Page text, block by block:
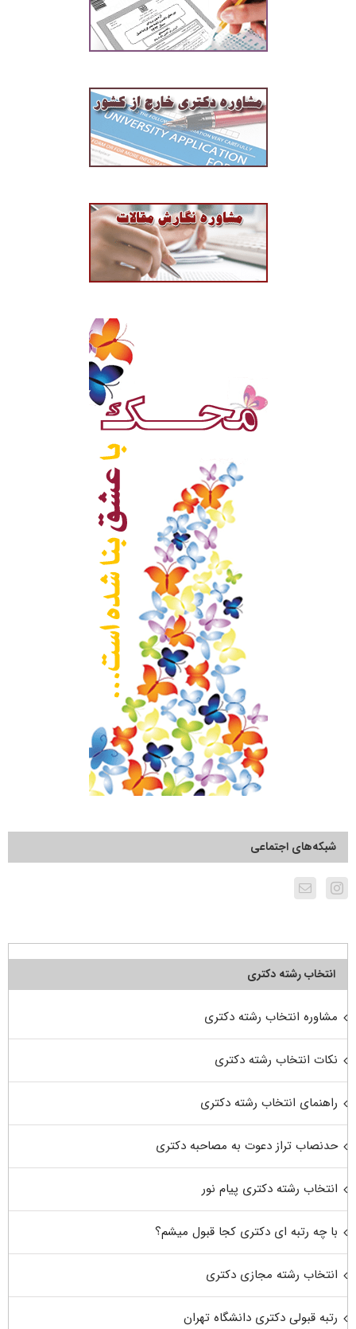
شبکه‌های اجتماعی
انتخاب رشته دکتری
مشاوره انتخاب رشته دکتری
نکات انتخاب رشته دکتری
راهنمای انتخاب رشته دکتری
حدنصاب تراز دعوت به مصاحبه دکتری
انتخاب رشته دکتری پیام نور
با چه رتبه ای دکتری کجا قبول میشم؟
انتخاب رشته مجازی دکتری
رتبه قبولی دکتری دانشگاه تهران